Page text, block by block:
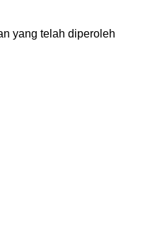
yang telah diperoleh